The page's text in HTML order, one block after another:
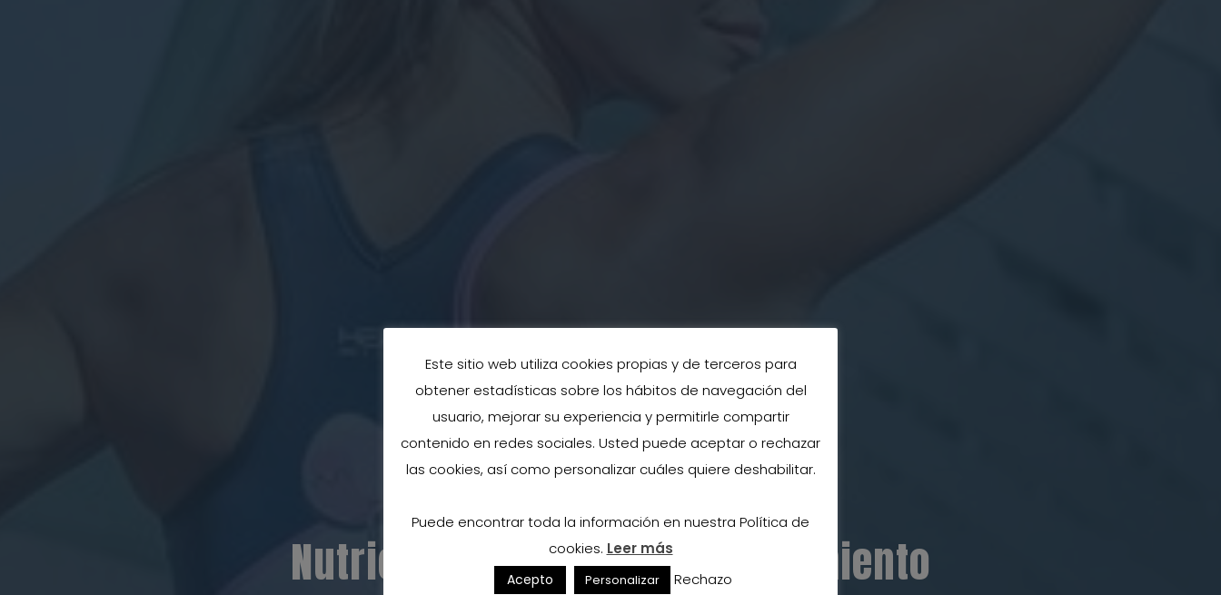
Nutrición deportiva + Entrenamiento
Este sitio web utiliza cookies propias y de terceros para
obtener estadísticas sobre los hábitos de navegación del
usuario, mejorar su experiencia y permitirle compartir
contenido en redes sociales. Usted puede aceptar o rechazar
las cookies, así como personalizar cuáles quiere deshabilitar.
Puede encontrar toda la información en nuestra Política de
cookies. Leer más
Acepto Personalizar Rechazo